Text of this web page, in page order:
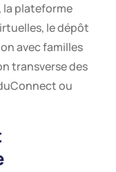
la plateforme
le dépôt
avec familles
transverse des
ou